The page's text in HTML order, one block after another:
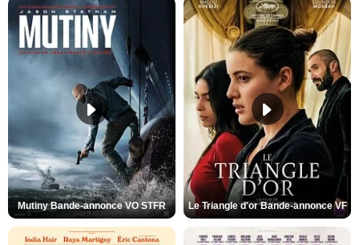
Mutiny Bande-annonce VO STFR Le Triangle d'or Bande-annonce VF